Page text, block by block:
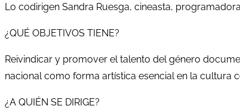
Lo codirigen Sandra Ruesga, cineasta,
¿QUÉ OBJETIVOS TIENE?
Reivindicar y promover el talento del género
nacional como forma artística esencial en la cultura
¿A QUIÉN SE DIRIGE?